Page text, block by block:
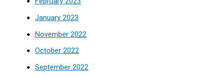
January 2023
November 2022
October 2022
September 2022